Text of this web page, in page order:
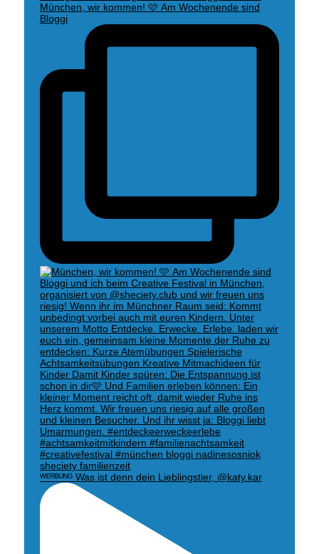
München, wir kommen! 🩷 Am Wochenende sind
Bloggi
ᵂᴱᴿᴮᵁᴺᴳ Was ist denn dein Lieblingstier, @katy.kar